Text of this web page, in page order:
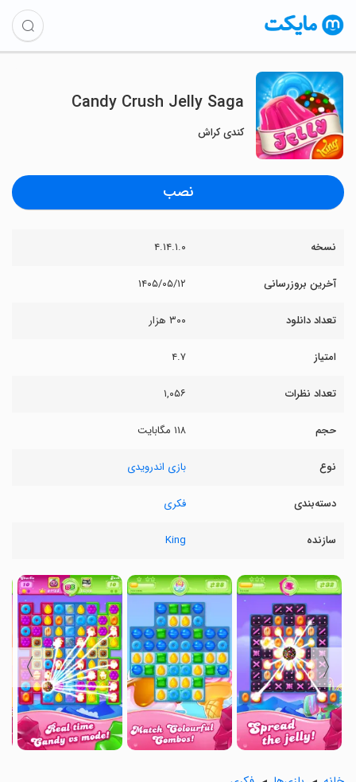
Candy Crush Jelly Saga
کندی کراش
نصب
نسخه ۴.۱۴.۱.۰
آخرین بروزرسانی ۱۴۰۵/۰۵/۱۲
تعداد دانلود ۳۰۰ هزار
امتیاز ۴.۷
تعداد نظرات ۱,۰۵۶
حجم ۱۱۸ مگابایت
نوع بازی اندرویدی
دسته‌بندی فکری
سازنده King
〈
〉